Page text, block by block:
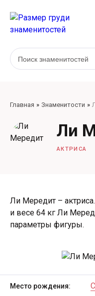
Главная Знаменитости
Ли
АКТРИСА
Ли Мередит –
и весе 64 кг Ли
параметры фигуры.
Место рождения: